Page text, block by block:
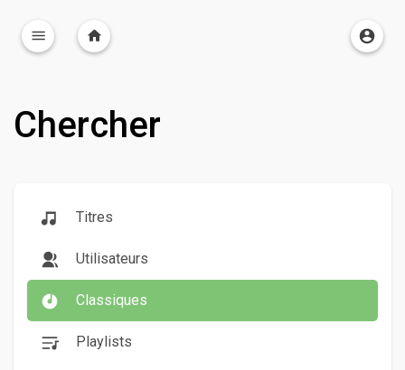
Chercher
Titres
Utilisateurs
Classiques
Playlists